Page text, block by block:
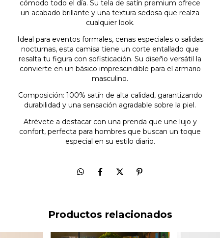
cómodo todo el día. Su tela de satín premium ofrece
un acabado brillante y una textura sedosa que realza
cualquier look.
Ideal para eventos formales, cenas especiales o salidas
nocturnas, esta camisa tiene un corte entallado que
resalta tu figura con sofisticación. Su diseño versátil la
convierte en un básico imprescindible para el armario
masculino.
Composición: 100% satín de alta calidad, garantizando
durabilidad y una sensación agradable sobre la piel.
Atrévete a destacar con una prenda que une lujo y
confort, perfecta para hombres que buscan un toque
especial en su estilo diario.
Productos relacionados